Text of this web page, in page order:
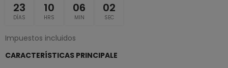
23
DÍAS
10
HRS
06
MIN
01
SEC
Impuestos incluidos
CARACTERÍSTICAS PRINCIPALE